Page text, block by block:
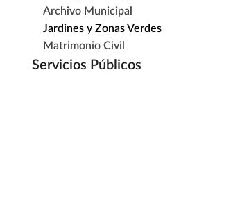
Archivo Municipal
Jardines y Zonas Verdes
Matrimonio Civil
Servicios Públicos